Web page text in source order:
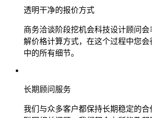
透明干净的报价方式
商务洽谈阶段挖机会科技设计顾问
解价格计算方式，在这个过程中您
中的所有细节。
长期顾问服务
我们与众多客户都保持长期稳定的合